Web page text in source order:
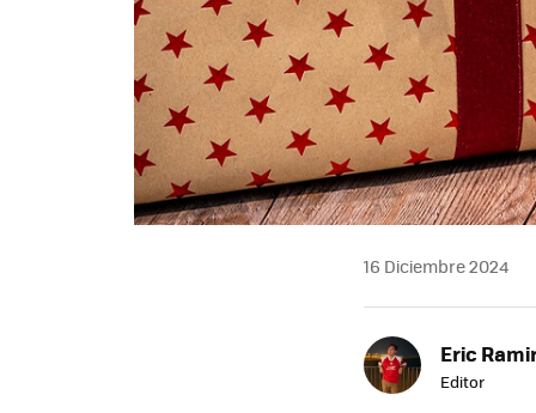
16 Diciembre 2024
Eric
Editor